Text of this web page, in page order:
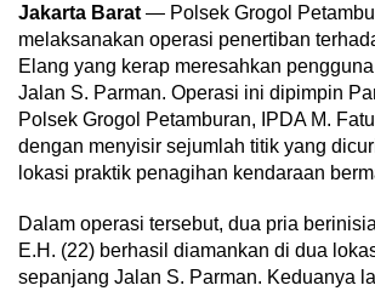
Jakarta Barat — Polsek Grogol
melaksanakan operasi penertiban
Elang yang kerap meresahkan
Jalan S. Parman. Operasi ini dipimpin
Polsek Grogol Petamburan, IPDA M.
dengan menyisir sejumlah titik yang
lokasi praktik penagihan kendaraan
Dalam operasi tersebut, dua pria
E.H. (22) berhasil diamankan di dua
sepanjang Jalan S. Parman. Keduanya